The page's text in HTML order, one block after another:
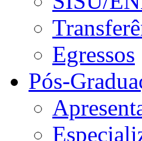
Egressos
Pós-